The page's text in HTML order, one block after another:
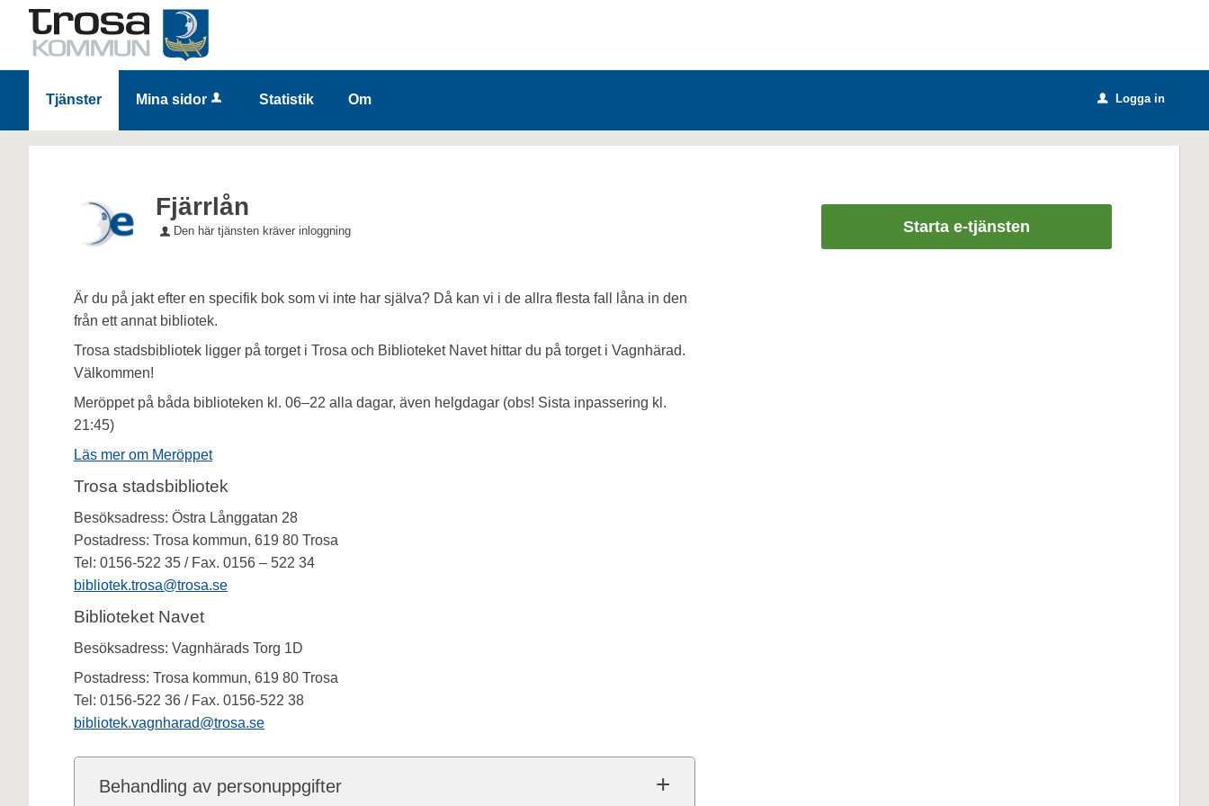
Tjänster Mina sidor Statistik Om u Logga in
Fjärrlån
Den här tjänsten kräver inloggning
Är du på jakt efter en specifik bok som vi inte har själva? Då kan vi i de allra flesta fall låna in den
från ett annat bibliotek.
Trosa stadsbibliotek ligger på torget i Trosa och Biblioteket Navet hittar du på torget i Vagnhärad.
Välkommen!
Meröppet på båda biblioteken kl. 06–22 alla dagar, även helgdagar (obs! Sista inpassering kl.
21:45)
Läs mer om Meröppet
Trosa stadsbibliotek
Besöksadress: Östra Långgatan 28
Postadress: Trosa kommun, 619 80 Trosa
Tel: 0156-522 35 / Fax. 0156 – 522 34
bibliotek.trosa@trosa.se
Biblioteket Navet
Besöksadress: Vagnhärads Torg 1D
Postadress: Trosa kommun, 619 80 Trosa
Tel: 0156-522 36 / Fax. 0156-522 38
bibliotek.vagnharad@trosa.se
Behandling av personuppgifter
Starta e-tjänsten